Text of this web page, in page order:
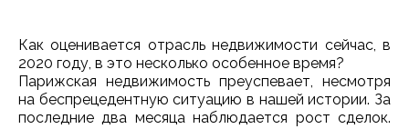
Как оценивается отрасль недвижимости сейчас, в
2020 году, в это несколько особенное время?
Парижская недвижимость преуспевает, несмотря
на беспрецедентную ситуацию в нашей истории. За
последние два месяца наблюдается рост сделок.